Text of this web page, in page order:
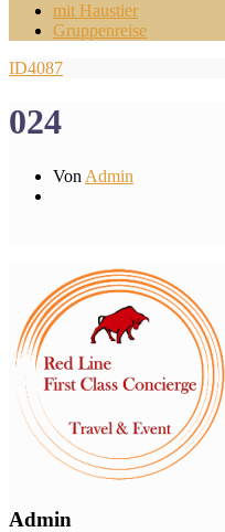
mit Haustier
Gruppenreise
ID4087
024
Von Admin
Admin